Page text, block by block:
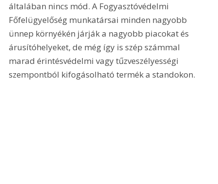
általában nincs mód. A Fogyasztóvédelmi
Főfelügyelőség munkatársai minden nagyobb
ünnep környékén járják a nagyobb piacokat és
árusítóhelyeket, de még így is szép számmal
marad érintésvédelmi vagy tűzveszélyességi
szempontból kifogásolható termék a standokon.